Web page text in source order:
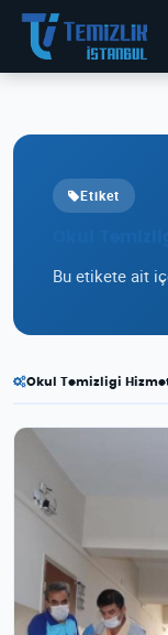
Etiket
Bu etikete ait
Okul Temizligi